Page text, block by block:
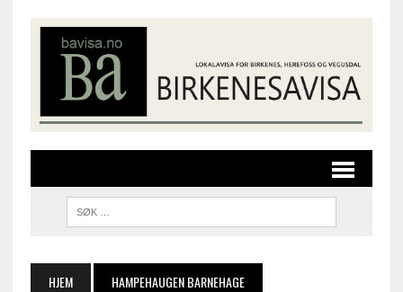
HJEM HAMPEHAUGEN BARNEHAGE